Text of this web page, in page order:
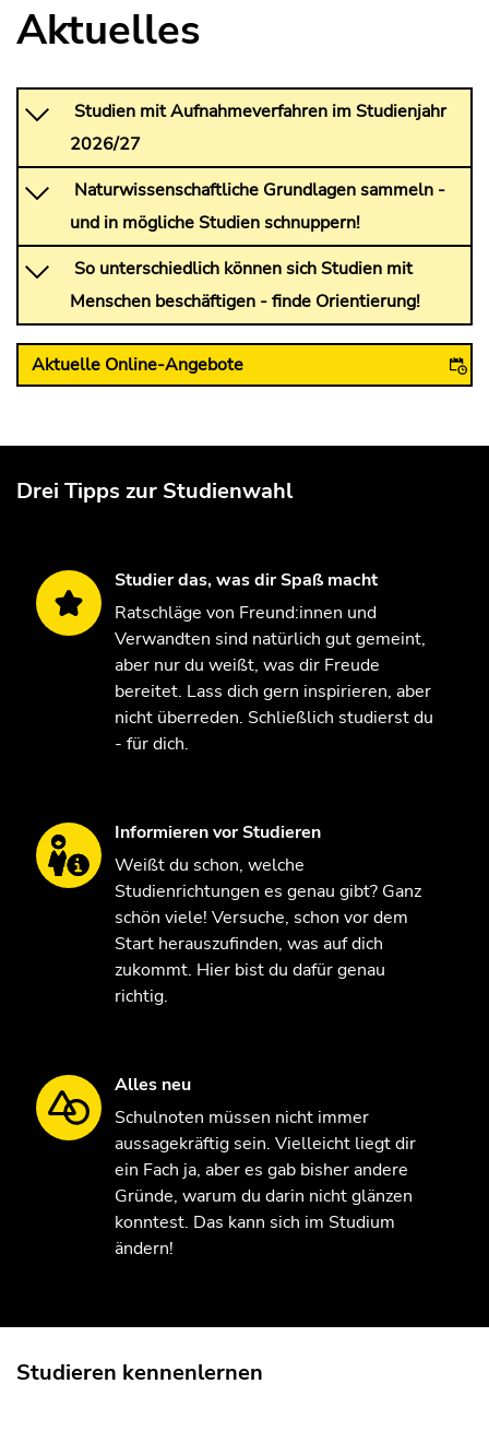
Aktuelles
2026/27
und in mögliche Studien schnuppern!
Menschen beschäftigen - finde Orientierung!
Aktuelle Online-Angebote
Drei Tipps zur Studienwahl
Studier das, was dir Spaß macht
Ratschläge von Freund:innen und
Verwandten sind natürlich gut gemeint,
aber nur du weißt, was dir Freude
bereitet. Lass dich gern inspirieren, aber
nicht überreden. Schließlich studierst du
- für dich.
Informieren vor Studieren
Weißt du schon, welche
Studienrichtungen es genau gibt? Ganz
schön viele! Versuche, schon vor dem
Start herauszufinden, was auf dich
zukommt. Hier bist du dafür genau
richtig.
Alles neu
Schulnoten müssen nicht immer
aussagekräftig sein. Vielleicht liegt dir
ein Fach ja, aber es gab bisher andere
Gründe, warum du darin nicht glänzen
konntest. Das kann sich im Studium
ändern!
Studieren kennenlernen